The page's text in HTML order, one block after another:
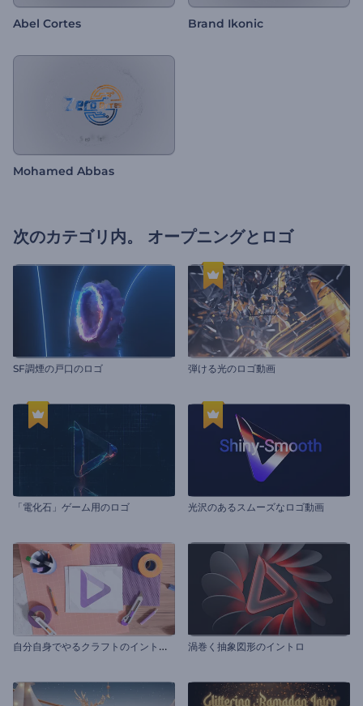
Abel Cortes Brand Ikonic
Mohamed Abbas
次のカテゴリ内。 オープニングとロゴ
SF調煙の戸口のロゴ 弾ける光のロゴ動画
「電化石」ゲーム用のロゴ 光沢のあるスムーズなロゴ動画
自
分自身でやるクラフトのイントロ動画 渦巻く抽象図形のイントロ